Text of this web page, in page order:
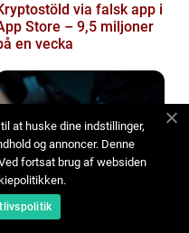
via falsk app i
Store – 9,5 miljoner
en vecka
augusti 2025
AI-NPC:er börjar
at huske dine indstillinger,
og annoncer. Denne
fortsat brug af websiden